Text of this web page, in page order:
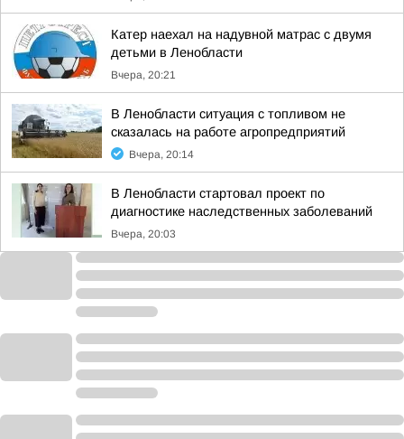
Катер наехал на надувной матрас с двумя
детьми в Ленобласти
Вчера, 20:21
В Ленобласти ситуация с топливом не
сказалась на работе агропредприятий
Вчера, 20:14
В Ленобласти стартовал проект по
диагностике наследственных заболеваний
Вчера, 20:03